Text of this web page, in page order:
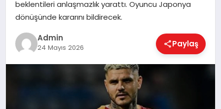
MAGAZIN
beklentileri anlaşmazlık yarattı. Oyuncu Japonya
dönüşünde kararını bildirecek.
Admin
24 Mayıs 2026 Paylaş